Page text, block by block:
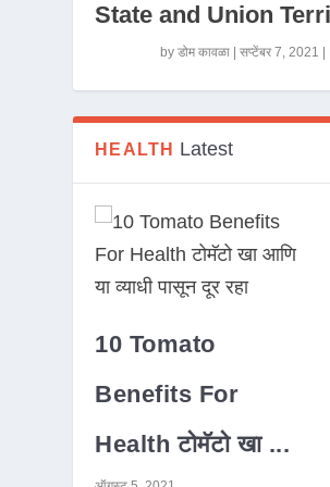
State and Union
byडोम कावळा |सप्टेंबर 7, 2021
HEALTH Latest
10 Tomato
Benefits For
Health टोमॅटो खा ...